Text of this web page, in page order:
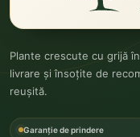
Plante crescute cu grijă
livrare și însoțite de
reușită.
Garanție de prindere